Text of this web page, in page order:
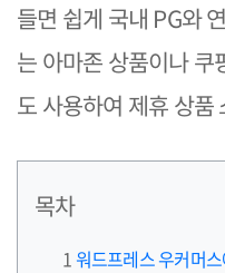
들면 쉽게 국내 PG와
는 아마존 상품이나
도 사용하여 제휴 상품
목차
워드프레스 우커머